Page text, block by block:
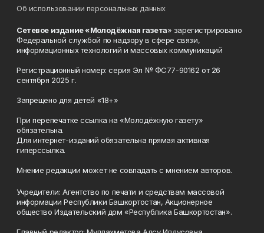
Об использовании персональных данных
Сетевое издание «Молодёжная газета» зарегистрировано
Федеральной службой по надзору в сфере связи,
информационных технологий и массовых коммуникаций
Регистрационный номер: серия Эл № ФС77-90162 от 26
сентября 2025 г.
Запрещено для детей «18+»
При перепечатке ссылка на «Молодёжную газету»
обязательна.
Для интернет-изданий обязательна прямая активная
гиперссылка.
Мнение редакции может не совпадать с мнением авторов.
Учредители: Агентство по печати и средствам массовой
информации Республики Башкортостан, Акционерное
общество Издательский дом «Республика Башкортостан».